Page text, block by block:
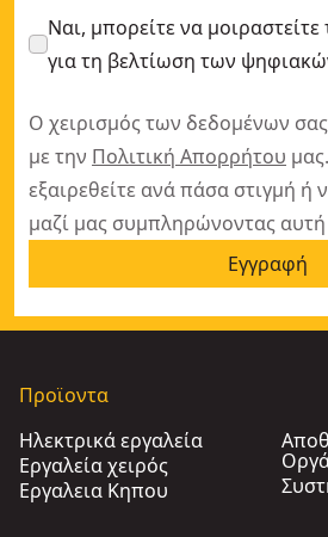
Ναι, μπορείτε να
για τη βελτίωση των
Ο χειρισμός των δεδομένων
με την Πολιτική Απορρήτου
εξαιρεθείτε ανά πάσα στιγμή ή
μαζί μας συμπληρώνοντας αυτή
Εγγραφή
Προϊοντα
Ηλεκτρικά εργαλεία
Εργαλεία χειρός
Εργαλεια Κηπου​